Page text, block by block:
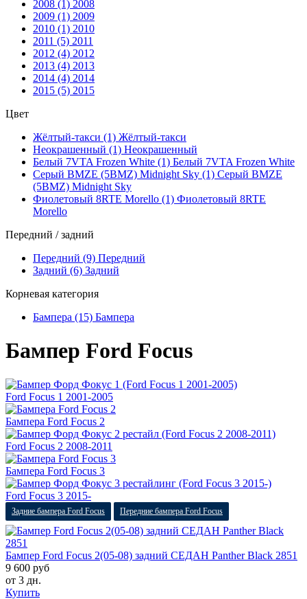
2008 (1) 2008
2009 (1) 2009
2010 (1) 2010
2011 (5) 2011
2012 (4) 2012
2013 (4) 2013
2014 (4) 2014
2015 (5) 2015
Цвет
Жёлтый-такси (1) Жёлтый-такси
Неокрашенный (1) Неокрашенный
Белый 7VTA Frozen White (1) Белый 7VTA Frozen White
Серый BMZE (5BMZ) Midnight Sky (1) Серый BMZE
(5BMZ) Midnight Sky
Фиолетовый 8RTE Morello (1) Фиолетовый 8RTE
Morello
Передний / задний
Передний (9) Передний
Задний (6) Задний
Корневая категория
Бампера (15) Бампера
Бампер Ford Focus
Ford Focus 1 2001-2005
Бампера Ford Focus 2
Ford Focus 2 2008-2011
Бампера Ford Focus 3
Ford Focus 3 2015-
Задние бампера Ford Focus Передние бампера Ford Focus
Бампер Ford Focus 2(05-08) задний СЕДАН Panther Black 2851
9 600 руб
от 3 дн.
Купить